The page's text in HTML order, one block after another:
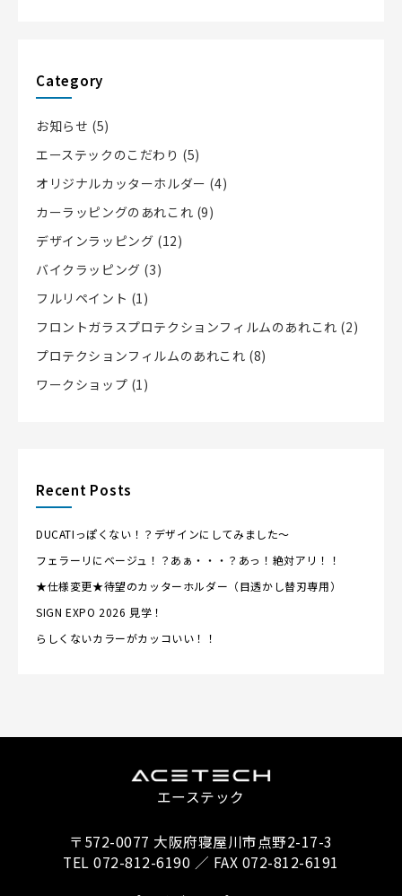
Category
お知らせ (5)
エーステックのこだわり (5)
オリジナルカッターホルダー (4)
カーラッピングのあれこれ (9)
デザインラッピング (12)
バイクラッピング (3)
フルリペイント (1)
フロントガラスプロテクションフィルムのあれこれ (2)
プロテクションフィルムのあれこれ (8)
ワークショップ (1)
Recent Posts
DUCATIっぽくない！？デザインにしてみました～
フェラーリにベージュ！？あぁ・・・？あっ！絶対アリ！！
★仕様変更★待望のカッターホルダー（目透かし替刃専用）
SIGN EXPO 2026 見学！
らしくないカラーがカッコいい！！
エーステック
〒572-0077 大阪府寝屋川市点野2-17-3
TEL 072-812-6190 ／ FAX 072-812-6191